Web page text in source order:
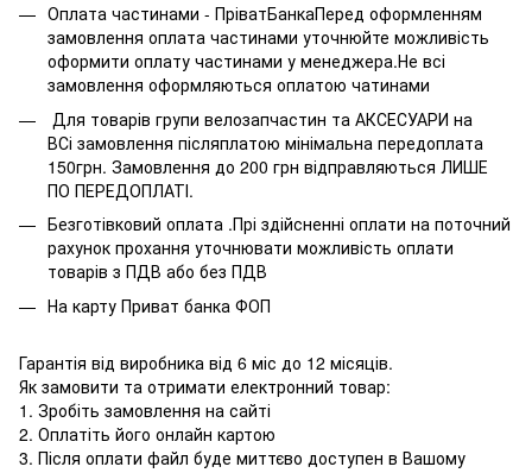
Оплата частинами - ПріватБанкаПеред оформленням
замовлення оплата частинами уточнюйте можливість
оформити оплату частинами у менеджера.Не всі
замовлення оформляються оплатою чатинами
Для товарів групи велозапчастин та АКСЕСУАРИ на
ВСі замовлення післяплатою мінімальна передоплата
150грн. Замовлення до 200 грн відправляються ЛИШЕ
ПО ПЕРЕДОПЛАТІ.
Безготівковий оплата .Прі здійсненні оплати на поточний
рахунок прохання уточнювати можливість оплати
товарів з ПДВ або без ПДВ
На карту Приват банка ФОП
Гарантія від виробника від 6 міс до 12 місяців.
Як замовити та отримати електронний товар:
1. Зробіть замовлення на сайті
2. Оплатіть його онлайн картою
3. Після оплати файл буде миттєво доступен в Вашому